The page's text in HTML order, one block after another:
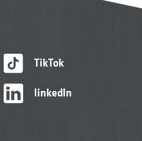
TikTok
linkedIn